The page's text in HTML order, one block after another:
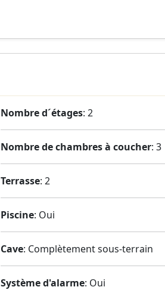
Nombre d´étages: 2
Nombre de chambres à coucher: 3
Terrasse: 2
Piscine: Oui
Cave: Complètement sous-terrain
Système d'alarme: Oui